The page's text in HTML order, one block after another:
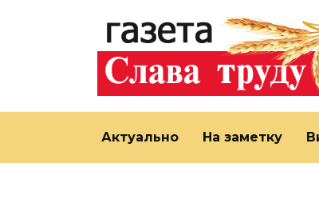
Актуально На заметку